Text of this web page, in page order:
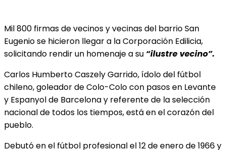
Mil 800 firmas de vecinos y vecinas del barrio San
Eugenio se hicieron llegar a la Corporación Edilicia,
solicitando rendir un homenaje a su “ilustre vecino”.
Carlos Humberto Caszely Garrido, ídolo del fútbol
chileno, goleador de Colo-Colo con pasos en Levante
y Espanyol de Barcelona y referente de la selección
nacional de todos los tiempos, está en el corazón del
pueblo.
Debutó en el fútbol profesional el 12 de enero de 1966 y